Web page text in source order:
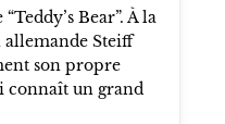
Bear”. À la
Steiff
son propre
connaît un grand